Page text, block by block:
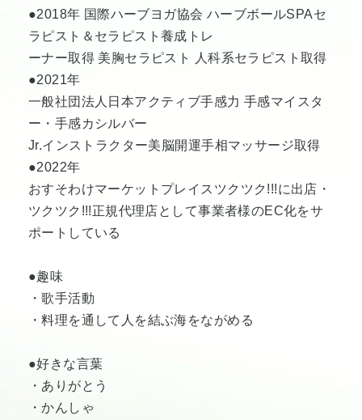
●2018年 国際ハーブヨガ協会 ハーブボールSPAセ
ラピスト＆セラピスト養成トレ
ーナー取得 美胸セラピスト 人科系セラピスト取得
●2021年
一般社団法人日本アクティブ手感力 手感マイスタ
ー・手感カシルバー
Jr.インストラクター美脳開運手相マッサージ取得
●2022年
おすそわけマーケットプレイスツクツク!!!に出店・
ツクツク!!!正規代理店として事業者様のEC化をサ
ポートしている
●趣味
・歌手活動
・料理を通して人を結ぶ海をながめる
●好きな言葉
・ありがとう
・かんしゃ